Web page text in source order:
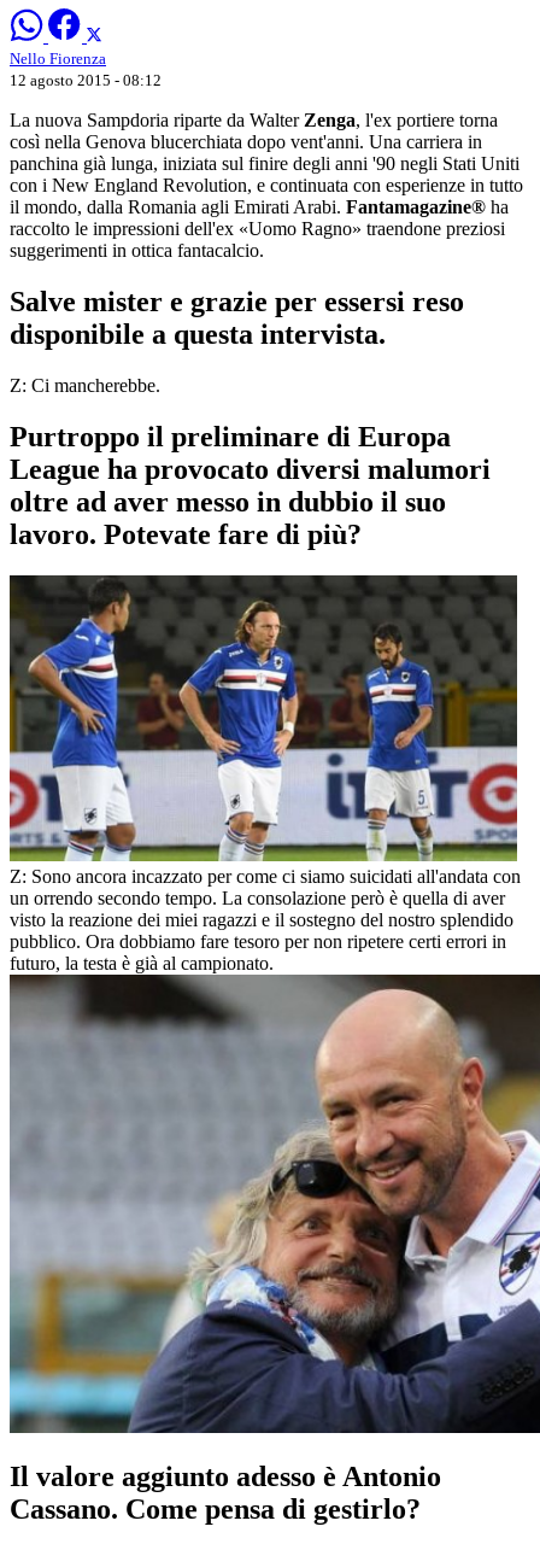
Nello Fiorenza
12 agosto 2015 - 08:12
La nuova Sampdoria riparte da Walter Zenga, l'ex portiere torna
così nella Genova blucerchiata dopo vent'anni. Una carriera in
panchina già lunga, iniziata sul finire degli anni '90 negli Stati Uniti
con i New England Revolution, e continuata con esperienze in tutto
il mondo, dalla Romania agli Emirati Arabi. Fantamagazine® ha
raccolto le impressioni dell'ex «Uomo Ragno» traendone preziosi
suggerimenti in ottica fantacalcio.
Salve mister e grazie per essersi reso
disponibile a questa intervista.
Z: Ci mancherebbe.
Purtroppo il preliminare di Europa
League ha provocato diversi malumori
oltre ad aver messo in dubbio il suo
lavoro. Potevate fare di più?
Z: Sono ancora incazzato per come ci siamo suicidati all'andata con
un orrendo secondo tempo. La consolazione però è quella di aver
visto la reazione dei miei ragazzi e il sostegno del nostro splendido
pubblico. Ora dobbiamo fare tesoro per non ripetere certi errori in
futuro, la testa è già al campionato.
Il valore aggiunto adesso è Antonio
Cassano. Come pensa di gestirlo?